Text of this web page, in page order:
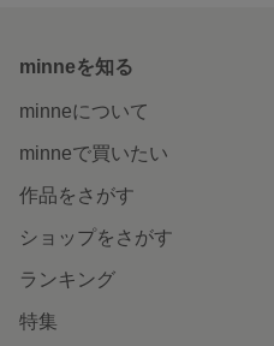
minneを知る
minneについて
minneで買いたい
作品をさがす
ショップをさがす
ランキング
特集